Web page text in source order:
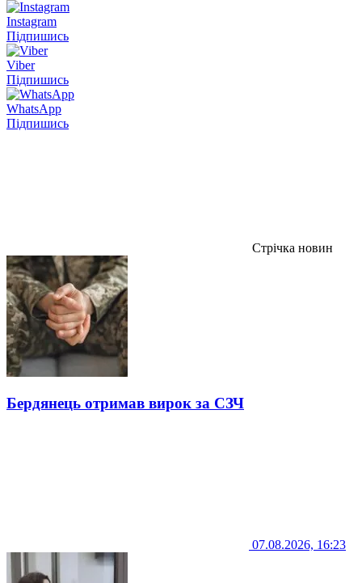
Instagram
Підпишись
Viber
Підпишись
WhatsApp
Підпишись
Стрічка новин
Бердянець отримав вирок за СЗЧ
07.08.2026, 16:23